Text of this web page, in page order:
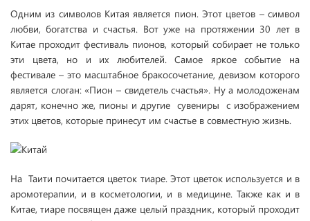
Одним из символов Китая является пион. Этот цветов – символ
любви, богатства и счастья. Вот уже на протяжении 30 лет в
Китае проходит фестиваль пионов, который собирает не только
эти цвета, но и их любителей. Самое яркое событие на
фестивале – это масштабное бракосочетание, девизом которого
является слоган: «Пион – свидетель счастья». Ну а молодоженам
дарят, конечно же, пионы и другие сувениры с изображением
этих цветов, которые принесут им счастье в совместную жизнь.
На Таити почитается цветок тиаре. Этот цветок используется и в
аромотерапии, и в косметологии, и в медицине. Также как и в
Китае, тиаре посвящен даже целый праздник, который проходит